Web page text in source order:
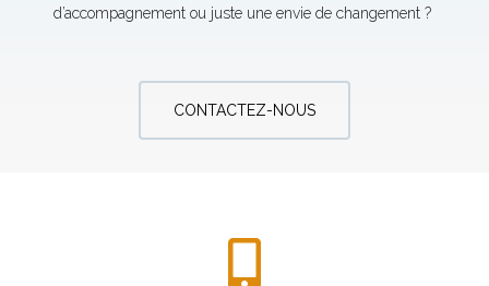
d’accompagnement ou juste une envie de changement ?
CONTACTEZ-NOUS